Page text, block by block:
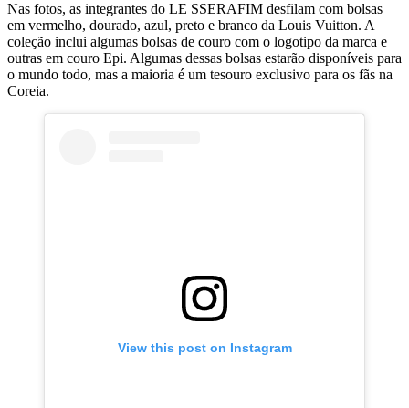
Nas fotos, as integrantes do LE SSERAFIM desfilam com bolsas
em vermelho, dourado, azul, preto e branco da Louis Vuitton. A
coleção inclui algumas bolsas de couro com o logotipo da marca e
outras em couro Epi. Algumas dessas bolsas estarão disponíveis para
o mundo todo, mas a maioria é um tesouro exclusivo para os fãs na
Coreia.
View this post on Instagram